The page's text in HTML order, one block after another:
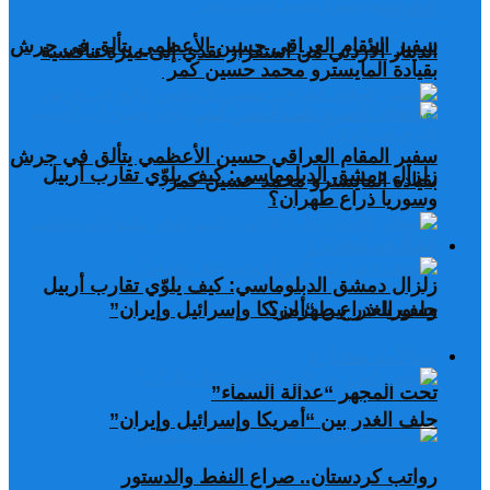
سفير المقام العراقي حسين الأعظمي يتألق في جرش
بقيادة المايسترو محمد حسين كمر
زلزال دمشق الدبلوماسي: كيف يلوّي تقارب أربيل
وسوريا ذراع طهران؟
حلف الغدر بين “أمريكا وإسرائيل وإيران”
تحت المجهر “عدالة السماء”
رواتب كردستان.. صراع النفط والدستور
الدينار الأردني من استقرار نقدي إلى ميزة تنافسية
سفير المقام العراقي حسين الأعظمي يتألق في جرش
بقيادة المايسترو محمد حسين كمر
زلزال دمشق الدبلوماسي: كيف يلوّي تقارب أربيل
وسوريا ذراع طهران؟
حلف الغدر بين “أمريكا وإسرائيل وإيران”